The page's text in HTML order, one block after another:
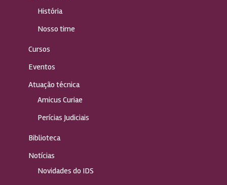
História
Nosso time
Cursos
Eventos
Atuação técnica
Amicus Curiae
Perícias Judiciais
Biblioteca
Notícias
Novidades do IDS